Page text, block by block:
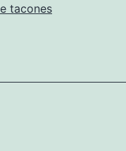
tacones